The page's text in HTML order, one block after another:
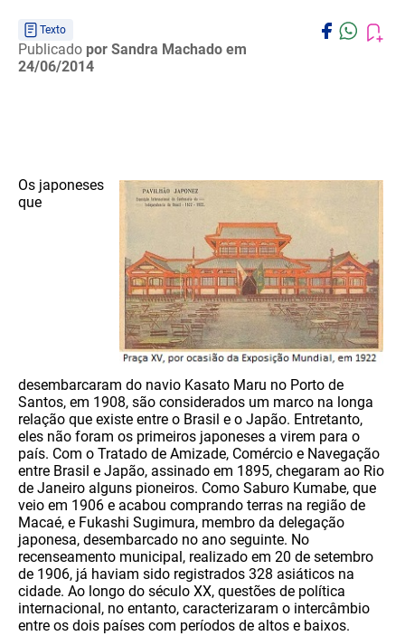
Texto
Publicado por Sandra Machado em
24/06/2014
Os japoneses
que
desembarcaram do navio Kasato Maru no Porto de
Santos, em 1908, são considerados um marco na longa
relação que existe entre o Brasil e o Japão. Entretanto,
eles não foram os primeiros japoneses a virem para o
país. Com o Tratado de Amizade, Comércio e Navegação
entre Brasil e Japão, assinado em 1895, chegaram ao Rio
de Janeiro alguns pioneiros. Como Saburo Kumabe, que
veio em 1906 e acabou comprando terras na região de
Macaé, e Fukashi Sugimura, membro da delegação
japonesa, desembarcado no ano seguinte. No
recenseamento municipal, realizado em 20 de setembro
de 1906, já haviam sido registrados 328 asiáticos na
cidade. Ao longo do século XX, questões de política
internacional, no entanto, caracterizaram o intercâmbio
entre os dois países com períodos de altos e baixos.